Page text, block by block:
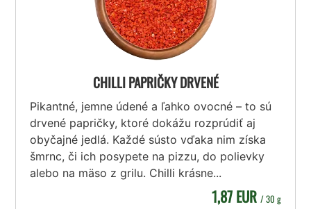
CHILLI PAPRIČKY DRVENÉ
Pikantné, jemne údené a ľahko ovocné – to sú
drvené papričky, ktoré dokážu rozprúdiť aj
obyčajné jedlá. Každé sústo vďaka nim získa
šmrnc, či ich posypete na pizzu, do polievky
alebo na mäso z grilu. Chilli krásne...
1,87 EUR / 30 g